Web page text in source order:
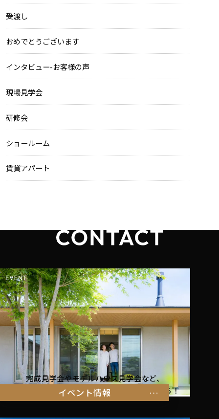
受渡し
おめでとうございます
インタビュー-お客様の声
現場見学会
研修会
ショールーム
賃貸アパート
イベント情報
完成見学会やモデルハウス見学会など、
暮らしを体感できるイベント情報はこちらから！